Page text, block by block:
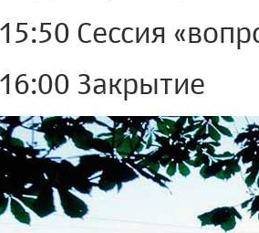
Сессия
Закрытие